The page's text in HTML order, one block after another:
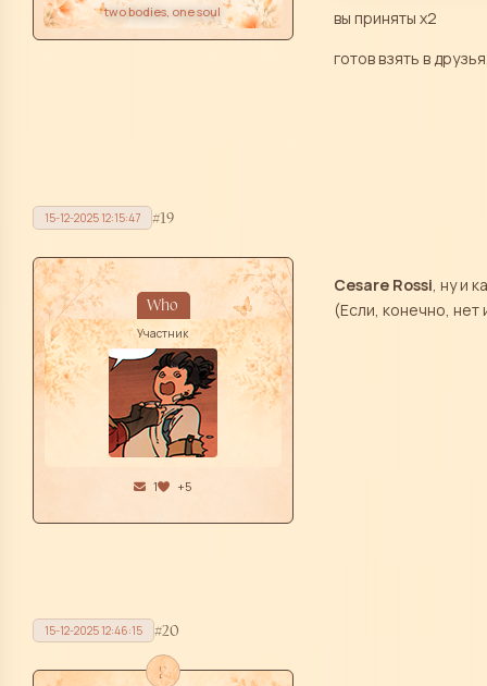
two bodies, one soul
вы приняты х2
готов взять в
19
15-12-2025 12:15:47
Who
Участник
1 +5
Cesare Rossi, ну и
(Если, конечно, нет
20
15-12-2025 12:46:15
f